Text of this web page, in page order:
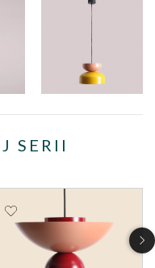
SERII